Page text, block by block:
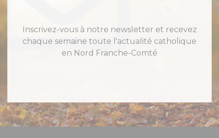
Inscrivez-vous à notre newsletter et recevez
chaque semaine toute l'actualité catholique
en Nord Franche-Comté